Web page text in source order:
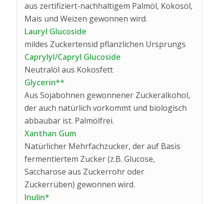
aus zertifiziert-nachhaltigem Palmöl, Kokosöl,
Mais und Weizen gewonnen wird.
Lauryl Glucoside
mildes Zuckertensid pflanzlichen Ursprungs
Caprylyl/Capryl Glucoside
Neutralöl aus Kokosfett
Glycerin**
Aus Sojabohnen gewonnener Zuckeralkohol,
der auch natürlich vorkommt und biologisch
abbaubar ist. Palmölfrei.
Xanthan Gum
Natürlicher Mehrfachzucker, der auf Basis
fermentiertem Zucker (z.B. Glucose,
Saccharose aus Zuckerrohr oder
Zuckerrüben) gewonnen wird.
Inulin*